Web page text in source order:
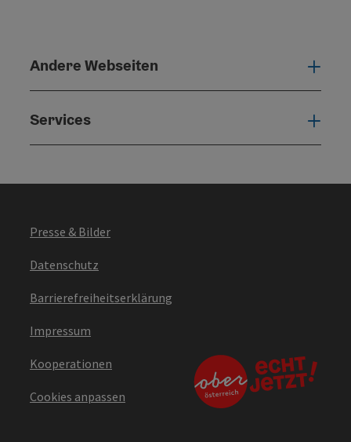
Andere Webseiten
Services
Presse & Bilder
Datenschutz
Barrierefreiheitserklärung
Impressum
Kooperationen
Cookies anpassen